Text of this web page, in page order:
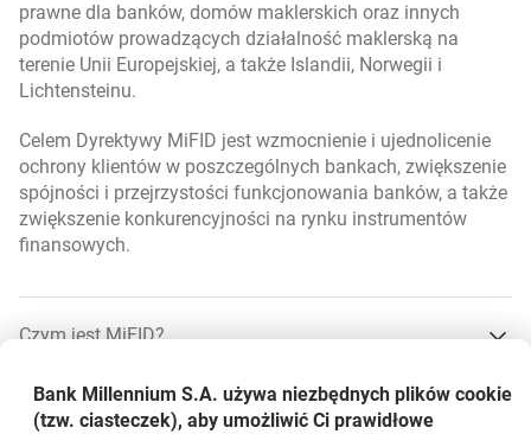
ryzyko płynności,
ryzyko podatkowe,
ryzyko rozliczenia,
ryzyko rynkowe,
ryzyko stopy procentowej,
ryzyko utraty kapitału,
wysokość opłat,
prawne dla banków, domów maklerskich oraz innych
podmiotów prowadzących działalność maklerską na
terenie Unii Europejskiej, a także Islandii, Norwegii i
Lichtensteinu.
Celem Dyrektywy MiFID jest wzmocnienie i ujednolicenie
ochrony klientów w poszczególnych bankach, zwiększenie
spójności i przejrzystości funkcjonowania banków, a także
zwiększenie konkurencyjności na rynku instrumentów
finansowych.
Czym jest MiFID?
Klasyfikacja Klientów
Bank Millennium S.A. używa niezbędnych plików cookie
(tzw. ciasteczek), aby umożliwić Ci prawidłowe